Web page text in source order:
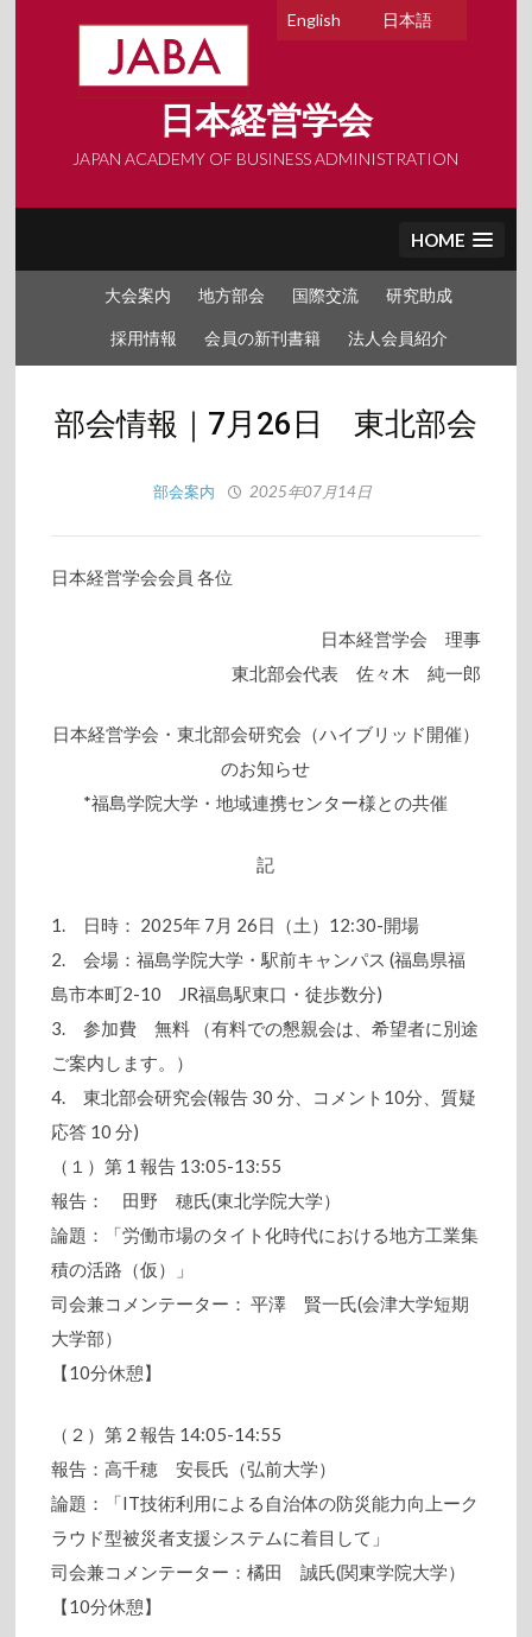
日本語
English
日本経営学会
JAPAN ACADEMY OF BUSINESS ADMINISTRATION
HOME
大会案内 地方部会 国際交流 研究助成
採用情報 会員の新刊書籍 法人会員紹介
部会情報｜7月26日 東北部会
部会案内 2025年07月14日
日本経営学会会員 各位
日本経営学会 理事
東北部会代表 佐々木 純一郎
日本経営学会・東北部会研究会（ハイブリッド開催）
のお知らせ
*福島学院大学・地域連携センター様との共催
記
1. 日時： 2025年 7月 26日（土）12:30-開場
2. 会場：福島学院大学・駅前キャンパス (福島県福
島市本町2-10 JR福島駅東口・徒歩数分)
3. 参加費 無料 （有料での懇親会は、希望者に別途
ご案内します。）
4. 東北部会研究会(報告 30 分、コメント10分、質疑
応答 10 分)
（１）第 1 報告 13:05-13:55
報告： 田野 穂氏(東北学院大学）
論題：「労働市場のタイト化時代における地方工業集
積の活路（仮）」
司会兼コメンテーター： 平澤 賢一氏(会津大学短期
大学部）
【10分休憩】
（２）第 2 報告 14:05-14:55
報告：高千穂 安長氏（弘前大学）
論題：「IT技術利用による自治体の防災能力向上ーク
ラウド型被災者支援システムに着目して」
司会兼コメンテーター：橘田 誠氏(関東学院大学）
【10分休憩】